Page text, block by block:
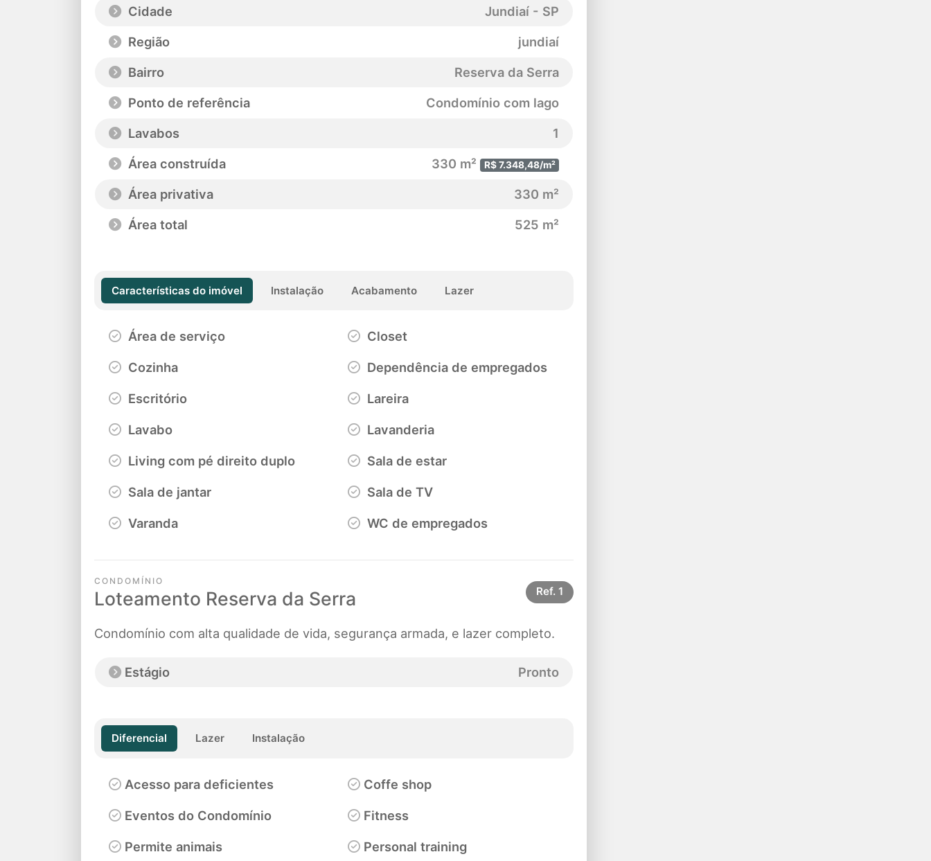
Cidade
Jundiaí - SP
Região
jundiaí
Bairro
Reserva da Serra
Ponto de referência
Condomínio com lago
Lavabos
1
Área construída
330 m² R$ 7.348,48/m²
Área privativa
330 m²
Área total
525 m²
Características do imóvel Instalação Acabamento Lazer
Área de serviço Closet
Cozinha Dependência de empregados
Escritório Lareira
Lavabo Lavanderia
Living com pé direito duplo Sala de estar
Sala de jantar Sala de TV
Varanda WC de empregados
CONDOMÍNIO
Loteamento Reserva da Serra Ref. 1
Condomínio com alta qualidade de vida, segurança armada, e lazer completo.
Estágio Pronto
Diferencial Lazer Instalação
Acesso para deficientes Coffe shop
Eventos do Condomínio Fitness
Permite animais Personal training